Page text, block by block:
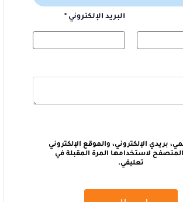
البريد الإلكتروني *
بريدي الإلكتروني، والموقع الإلكتروني
لاستخدامها المرة المقبلة في
تعليقي.